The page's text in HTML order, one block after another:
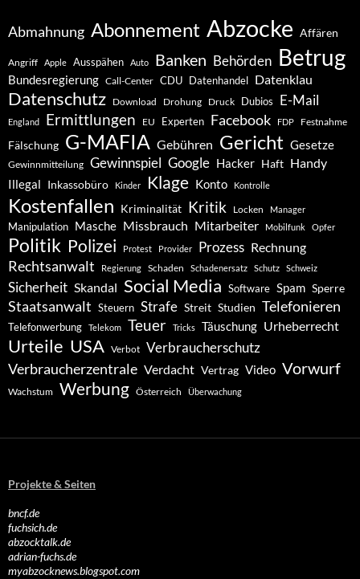
Abmahnung Abonnement Abzocke Affären
Angriff Apple Ausspähen Auto Banken Behörden Betrug
Bundesregierung Call-Center CDU Datenhandel Datenklau
Datenschutz Download Drohung Druck Dubios E-Mail
England Ermittlungen EU Experten Facebook FDP Festnahme
Fälschung G-MAFIA Gebühren Gericht Gesetze
Gewinnmitteilung Gewinnspiel Google Hacker Haft Handy
Illegal Inkassobüro Kinder Klage Konto Kontrolle
Kostenfallen Kriminalität Kritik Locken Manager
Manipulation Masche Missbrauch Mitarbeiter Mobilfunk Opfer
Politik Polizei Protest Provider Prozess Rechnung
Rechtsanwalt Regierung Schaden Schadenersatz Schutz Schweiz
Sicherheit Skandal Social Media Software Spam Sperre
Staatsanwalt Steuern Strafe Streit Studien Telefonieren
Telefonwerbung Telekom Teuer Tricks Täuschung Urheberrecht
Urteile USA Verbot Verbraucherschutz
Verbraucherzentrale Verdacht Vertrag Video Vorwurf
Wachstum Werbung Österreich Überwachung
Projekte & Seiten
bncf.de
fuchsich.de
abzocktalk.de
adrian-fuchs.de
myabzocknews.blogspot.com